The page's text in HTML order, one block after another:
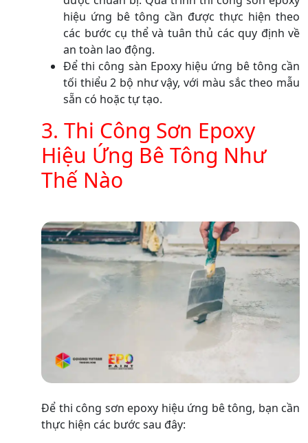
hiệu ứng bê tông cần được thực hiện theo
các bước cụ thể và tuân thủ các quy định về
an toàn lao động.
Để thi công sàn Epoxy hiệu ứng bê tông cần
tối thiểu 2 bộ như vậy, với màu sắc theo mẫu
sẵn có hoặc tự tạo.
3. Thi Công Sơn Epoxy
Hiệu Ứng Bê Tông Như
Thế Nào
Để thi công sơn epoxy hiệu ứng bê tông, bạn cần
thực hiện các bước sau đây: